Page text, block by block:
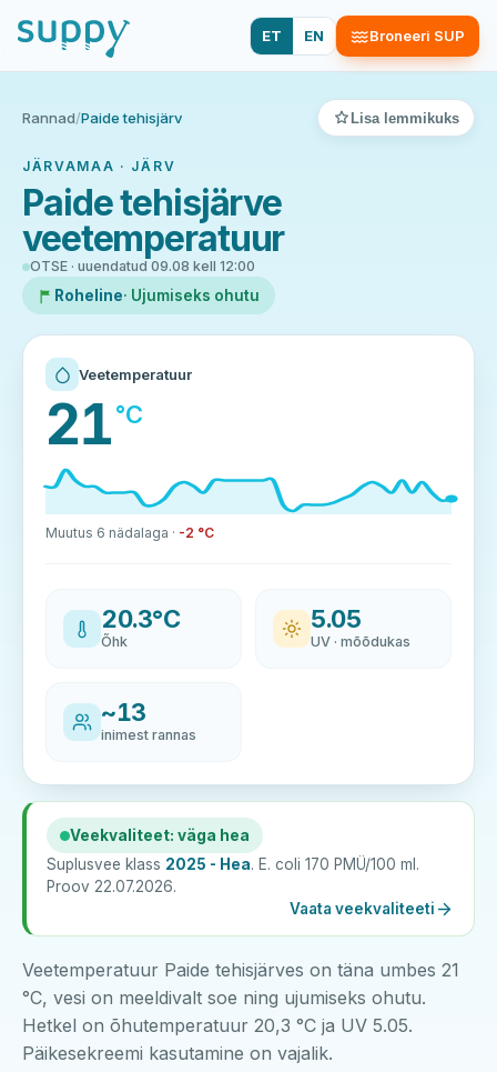
ET EN Broneeri SUP
Rannad/Paide tehisjärv Lisa lemmikuks
JÄRVAMAA · JÄRV
Paide tehisjärve
veetemperatuur
OTSE · uuendatud 09.08 kell 12:00
Roheline· Ujumiseks ohutu
Veetemperatuur
21°C
Muutus 6 nädalaga · -2 °C
20.3°C
Õhk
5.05
UV · mõõdukas
~13
inimest rannas
Veekvaliteet: väga hea
Suplusvee klass 2025 - Hea. E. coli 170 PMÜ/100 ml.
Proov 22.07.2026.
Vaata veekvaliteeti
Veetemperatuur Paide tehisjärves on täna umbes 21
°C, vesi on meeldivalt soe ning ujumiseks ohutu.
Hetkel on õhutemperatuur 20,3 °C ja UV 5.05.
Päikesekreemi kasutamine on vajalik.